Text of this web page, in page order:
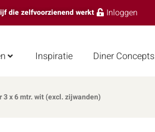
die zelfvoorzienend werkt Inloggen
Inspiratie Diner Concepts
3 x 6 mtr. wit (excl. zijwanden)